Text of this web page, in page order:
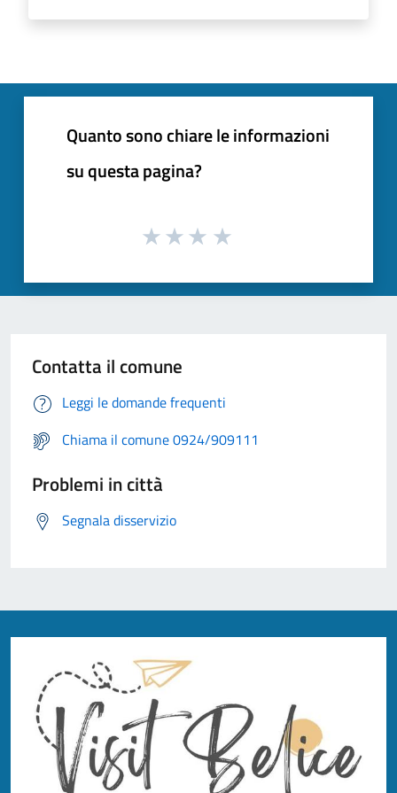
Quanto sono chiare le informazioni
su questa pagina?
Contatta il comune
Leggi le domande frequenti
Chiama il comune 0924/909111
Problemi in città
Segnala disservizio